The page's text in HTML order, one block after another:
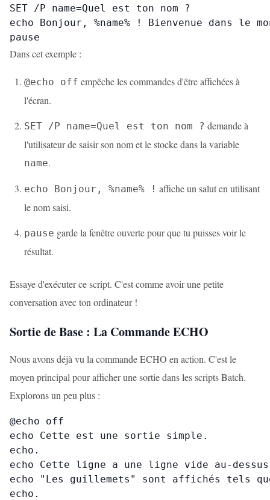
SET /P name=Quel est ton nom ?
echo Bonjour, %name% ! Bienvenue dans le
pause
Dans cet exemple :
@echo off empêche les commandes d'être affichées à
l'écran.
SET /P name=Quel est ton nom ? demande à
l'utilisateur de saisir son nom et le stocke dans la variable
name.
echo Bonjour, %name% ! affiche un salut en utilisant
le nom saisi.
pause garde la fenêtre ouverte pour que tu puisses voir le
résultat.
Essaye d'exécuter ce script. C'est comme avoir une petite
conversation avec ton ordinateur !
Sortie de Base : La Commande ECHO
Nous avons déjà vu la commande ECHO en action. C'est le
moyen principal pour afficher une sortie dans les scripts Batch.
Explorons un peu plus :
@echo off
echo Cette est une sortie simple.
echo.
echo Cette ligne a une ligne vide au-
echo "Les guillemets" sont affichés tels
echo.